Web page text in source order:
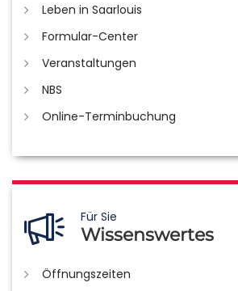
Leben in Saarlouis
Formular-Center
Veranstaltungen
NBS
Online-Terminbuchung
Für Sie
Wissenswertes
Öffnungszeiten